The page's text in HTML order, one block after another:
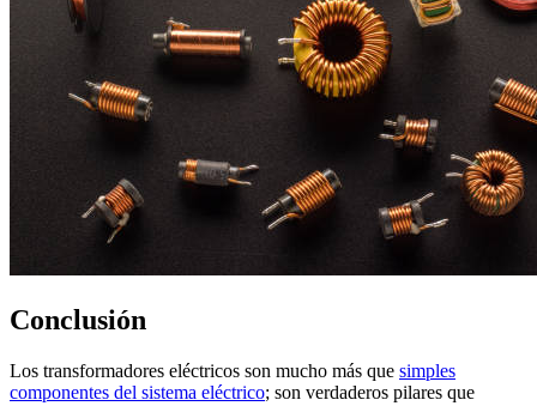
Conclusión
Los transformadores eléctricos son mucho más que simples
componentes del sistema eléctrico; son verdaderos pilares que